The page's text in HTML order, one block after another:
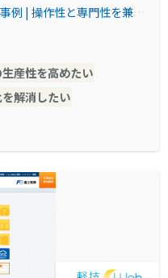
例 | 操作性と専門性を兼ね
業務にかかる手間と時間を
産性を高めたい
解消したい